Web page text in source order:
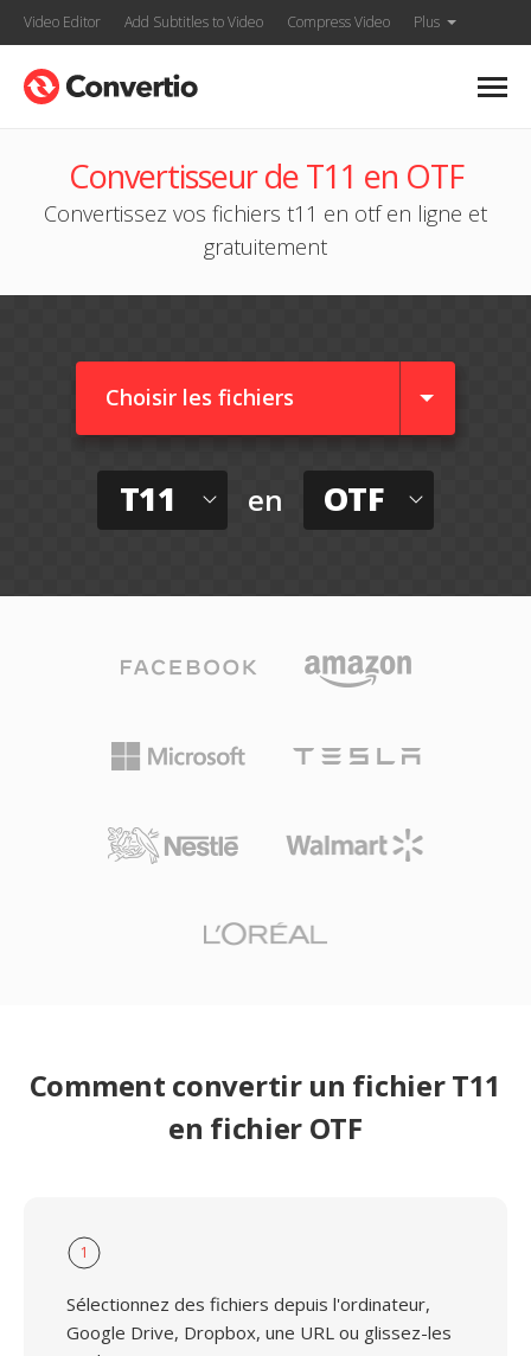
Video Editor Add Subtitles to Video Compress Video Plus
Convertisseur de T11 en OTF
Convertissez vos fichiers t11 en otf en ligne et
gratuitement
Choisir les fichiers
T11 en OTF
Comment convertir un fichier T11
en fichier OTF
1
Sélectionnez des fichiers depuis l'ordinateur,
Google Drive, Dropbox, une URL ou glissez-les